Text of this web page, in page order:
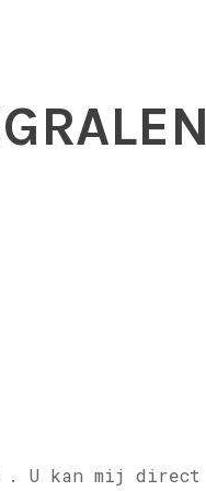
. U kan mij